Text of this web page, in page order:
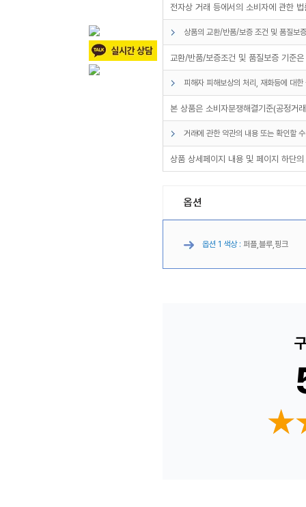
전자상 거래 등에서의 소비자에 관한
상품의 교환/반품/보증 조건 및 품질보
교환/반품/보증조건 및 품질보증 기준
피해자 피해보상의 처리, 재화등에 대
본 상품은 소비자분쟁해결기준(공정거
거래에 관한 약관의 내용 또는 확인할
상품 상세페이지 내용 및 페이지 하단
옵션
옵션 1 색상 : 퍼플,블루,핑크